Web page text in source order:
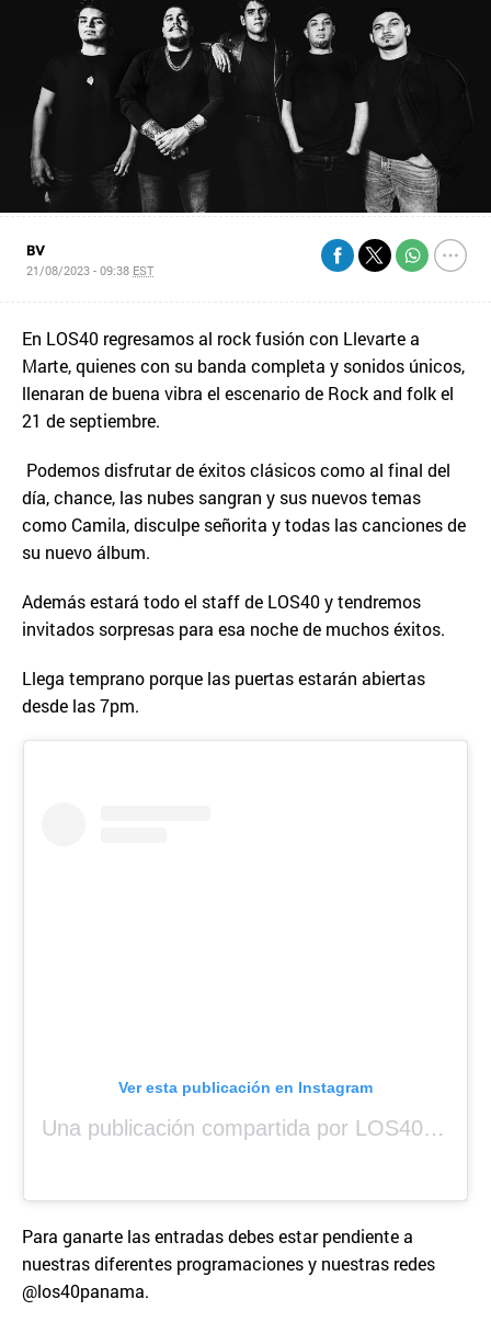
BV
21/08/2023 - 09:38 EST
En LOS40 regresamos al rock fusión con Llevarte a
Marte, quienes con su banda completa y sonidos únicos,
llenaran de buena vibra el escenario de Rock and folk el
21 de septiembre.
Podemos disfrutar de éxitos clásicos como al final del
día, chance, las nubes sangran y sus nuevos temas
como Camila, disculpe señorita y todas las canciones de
su nuevo álbum.
Además estará todo el staff de LOS40 y tendremos
invitados sorpresas para esa noche de muchos éxitos.
Llega temprano porque las puertas estarán abiertas
desde las 7pm.
Ver esta publicación en Instagram
Una publicación compartida por LOS40 Panamá (@los40panama)
Para ganarte las entradas debes estar pendiente a
nuestras diferentes programaciones y nuestras redes
@los40panama.